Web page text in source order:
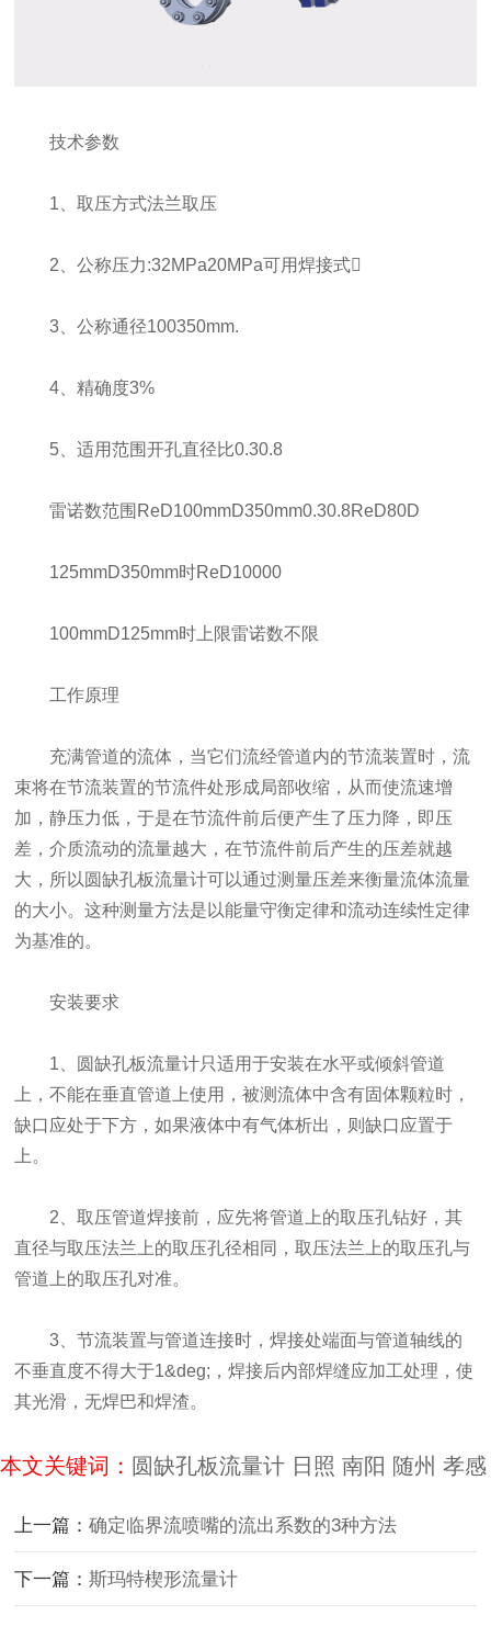
技术参数
1、取压方式法兰取压
2、公称压力:32MPa20MPa可用焊接式
3、公称通径100350mm.
4、精确度3%
5、适用范围开孔直径比0.30.8
雷诺数范围ReD100mmD350mm0.30.8ReD80D
125mmD350mm时ReD10000
100mmD125mm时上限雷诺数不限
工作原理
充满管道的流体，当它们流经管道内的节流装置时，流
束将在节流装置的节流件处形成局部收缩，从而使流速增
加，静压力低，于是在节流件前后便产生了压力降，即压
差，介质流动的流量越大，在节流件前后产生的压差就越
大，所以圆缺孔板流量计可以通过测量压差来衡量流体流量
的大小。这种测量方法是以能量守衡定律和流动连续性定律
为基准的。
安装要求
1、圆缺孔板流量计只适用于安装在水平或倾斜管道
上，不能在垂直管道上使用，被测流体中含有固体颗粒时，
缺口应处于下方，如果液体中有气体析出，则缺口应置于
上。
2、取压管道焊接前，应先将管道上的取压孔钻好，其
直径与取压法兰上的取压孔径相同，取压法兰上的取压孔与
管道上的取压孔对准。
3、节流装置与管道连接时，焊接处端面与管道轴线的
不垂直度不得大于1&deg;，焊接后内部焊缝应加工处理，使
其光滑，无焊巴和焊渣。
本文关键词： 圆缺孔板流量计 日照 南阳 随州 孝感
上一篇：确定临界流喷嘴的流出系数的3种方法
下一篇：斯玛特楔形流量计